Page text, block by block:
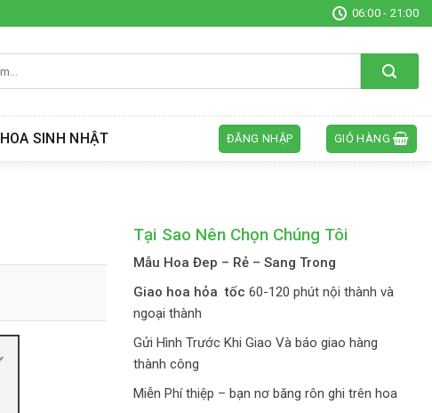
06:00 - 21:00
HOA SINH NHẬT ĐĂNG NHẬP GIỎ HÀNG
Tại Sao Nên Chọn Chúng Tôi
Mẫu Hoa Đep – Rẻ – Sang Trong
Giao hoa hỏa tốc 60-120 phút nội thành và
ngoại thành
Gửi Hình Trước Khi Giao Và báo giao hàng
thành công
Miễn Phí thiệp – bạn nơ băng rôn ghi trên hoa